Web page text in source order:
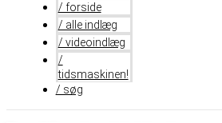
/ forside
/ alle indlæg
/ videoindlæg
/
tidsmaskinen!
/ søg